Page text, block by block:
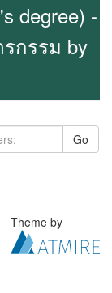
degree) -
กรรม by
Go
Theme by